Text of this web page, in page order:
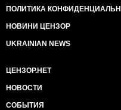
ПОЛИТИКА
НОВИНИ ЦЕНЗОР
UKRAINIAN NEWS
ЦЕНЗОР.НЕТ
НОВОСТИ
СОБЫТИЯ